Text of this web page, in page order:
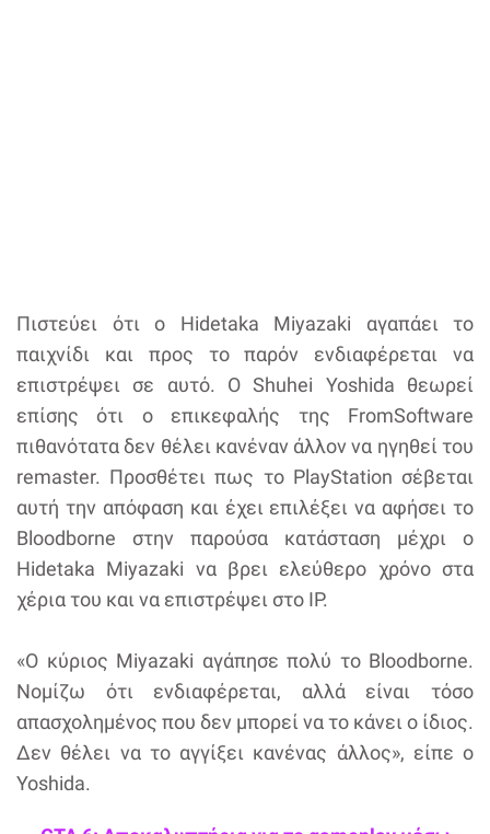
Πιστεύει ότι ο Hidetaka Miyazaki αγαπάει το
παιχνίδι και προς το παρόν ενδιαφέρεται να
επιστρέψει σε αυτό. Ο Shuhei Yoshida θεωρεί
επίσης ότι ο επικεφαλής της FromSoftware
πιθανότατα δεν θέλει κανέναν άλλον να ηγηθεί του
remaster. Προσθέτει πως το PlayStation σέβεται
αυτή την απόφαση και έχει επιλέξει να αφήσει το
Bloodborne στην παρούσα κατάσταση μέχρι ο
Hidetaka Miyazaki να βρει ελεύθερο χρόνο στα
χέρια του και να επιστρέψει στο IP.
«Ο κύριος Miyazaki αγάπησε πολύ το Bloodborne.
Νομίζω ότι ενδιαφέρεται, αλλά είναι τόσο
απασχολημένος που δεν μπορεί να το κάνει ο ίδιος.
Δεν θέλει να το αγγίξει κανένας άλλος», είπε ο
Yoshida.